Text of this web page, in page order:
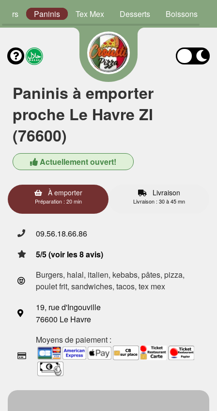
Paninis Tex Mex Desserts Boissons
Paninis à emporter
proche Le Havre ZI
(76600)
Actuellement ouvert!
À emporter
Préparation : 20 min
Livraison
Livraison : 30 à 45 mn
09.56.18.66.86
5/5 (voir les 8 avis)
Burgers, halal, italien, kebabs, pâtes, pizza,
poulet frit, sandwiches, tacos, tex mex
19, rue d'Ingouville
76600 Le Havre
Moyens de paiement :